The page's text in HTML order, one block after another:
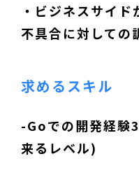
・ビジネスサイ
不具合に対しての
求めるスキル
-Goでの開発経験
来るレベル)